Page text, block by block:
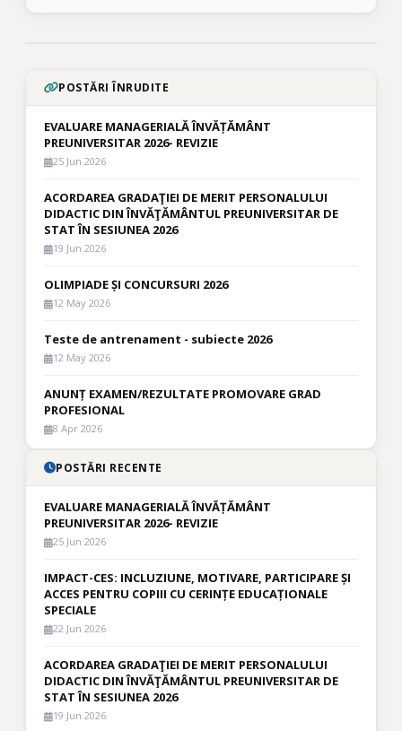
POSTĂRI ÎNRUDITE
EVALUARE MANAGERIALĂ ÎNVĂȚĂMÂNT
PREUNIVERSITAR 2026- REVIZIE
25 Jun 2026
ACORDAREA GRADAŢIEI DE MERIT PERSONALULUI
DIDACTIC DIN ÎNVĂŢĂMÂNTUL PREUNIVERSITAR DE
STAT ÎN SESIUNEA 2026
19 Jun 2026
OLIMPIADE ȘI CONCURSURI 2026
12 May 2026
Teste de antrenament - subiecte 2026
12 May 2026
ANUNȚ EXAMEN/REZULTATE PROMOVARE GRAD
PROFESIONAL
8 Apr 2026
POSTĂRI RECENTE
EVALUARE MANAGERIALĂ ÎNVĂȚĂMÂNT
PREUNIVERSITAR 2026- REVIZIE
25 Jun 2026
IMPACT-CES: INCLUZIUNE, MOTIVARE, PARTICIPARE ȘI
ACCES PENTRU COPIII CU CERINȚE EDUCAȚIONALE
SPECIALE
22 Jun 2026
ACORDAREA GRADAŢIEI DE MERIT PERSONALULUI
DIDACTIC DIN ÎNVĂŢĂMÂNTUL PREUNIVERSITAR DE
STAT ÎN SESIUNEA 2026
19 Jun 2026